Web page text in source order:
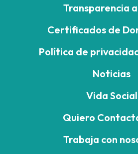
Transparencia
Certificados de
Política de
Noticias
Vida Social
Quiero
Trabaja con